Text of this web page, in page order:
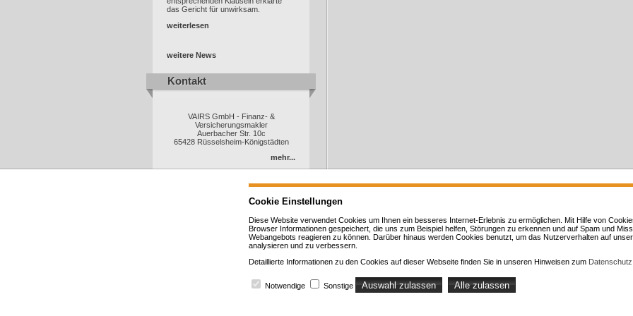
das Gericht für unwirksam.
weiterlesen
weitere News
Kontakt
Kontakt
VAIRS GmbH - Finanz- &
Versicherungsmakler
Auerbacher Str. 10c
65428 Rüsselsheim-Königstädten
mehr...
powered byIReS
Copyright © 2026Inveda.net
|Lexikon Suche
Startseite News Aktuelles Analyse Wissenswertes Angebotsanfragen
Privat Altersvorsorge Bauleistung Berufsunfähigkeit Fahrzeug Haftpflicht Hausrat
Senioren
Kontakt Erstinformation Beratung Anfahrt Impressum Datenschutz
Cookie Einstellungen
Diese Website verwendet Cookies um Ihnen ein besseres Internet-Erlebnis zu ermöglichen. Mit Hilfe von
Browser Informationen gespeichert, die uns zum Beispiel helfen, Störungen zu erkennen und auf Spam und
Webangebots reagieren zu können. Darüber hinaus werden Cookies benutzt, um das Nutzerverhalten auf
analysieren und zu verbessern.
Detaillierte Informationen zu den Cookies auf dieser Webseite finden Sie in unseren Hinweisen zum Datenschutz
Notwendige Sonstige Auswahl zulassen Alle zulassen